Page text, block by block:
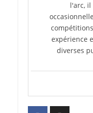
l'arc,
expérience
diverses